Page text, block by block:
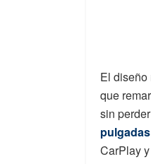
El diseño
que
sin
CarPlay